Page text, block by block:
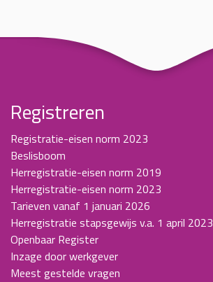
Registreren
Registratie-eisen norm 2023
Beslisboom
Herregistratie-eisen norm 2019
Herregistratie-eisen norm 2023
Tarieven vanaf 1 januari 2026
Herregistratie stapsgewijs v.a. 1 april 2023
Openbaar Register
Inzage door werkgever
Meest gestelde vragen